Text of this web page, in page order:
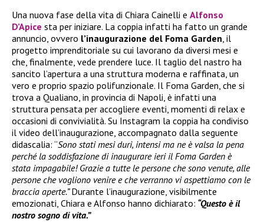
Una nuova fase della vita di Chiara Cainelli e Alfonso
D’Apice sta per iniziare. La coppia infatti ha fatto un grande
annuncio, ovvero l’inaugurazione del Foma Garden , il
progetto imprenditoriale su cui lavorano da diversi mesi e
che, finalmente, vede prendere luce. Il taglio del nastro ha
sancito l’apertura a una struttura moderna e raffinata, un
vero e proprio spazio polifunzionale. Il Foma Garden, che si
trova a Qualiano, in provincia di Napoli, è infatti una
struttura pensata per accogliere eventi, momenti di relax e
occasioni di convivialità. Su Instagram la coppia ha condiviso
il video dell’inaugurazione, accompagnato dalla seguente
didascalia: “Sono stati mesi duri, intensi ma ne è valsa la pena
perché la soddisfazione di inaugurare ieri il Foma Garden è
stata impagabile! Grazie a tutte le persone che sono venute, alle
persone che vogliono venire e che verranno vi aspettiamo con le
braccia aperte.”Durante l’inaugurazione, visibilmente
emozionati, Chiara e Alfonso hanno dichiarato: “Questo è il
nostro sogno di vita.”